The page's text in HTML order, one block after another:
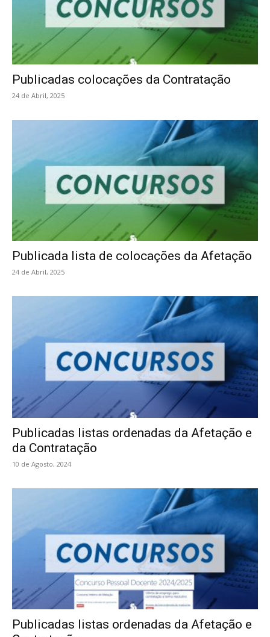
Publicadas colocações da Contratação
24 de Abril, 2025
Publicada lista de colocações da Afetação
24 de Abril, 2025
Publicadas listas ordenadas da Afetação e
da Contratação
10 de Agosto, 2024
Publicadas listas ordenadas da Afetação e